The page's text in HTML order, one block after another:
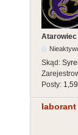
Atarowiec
Skąd:
Posty:
laborant